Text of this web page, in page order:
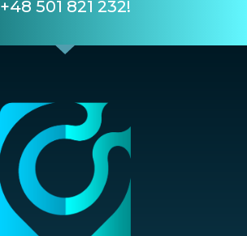
+48 501 821 232!